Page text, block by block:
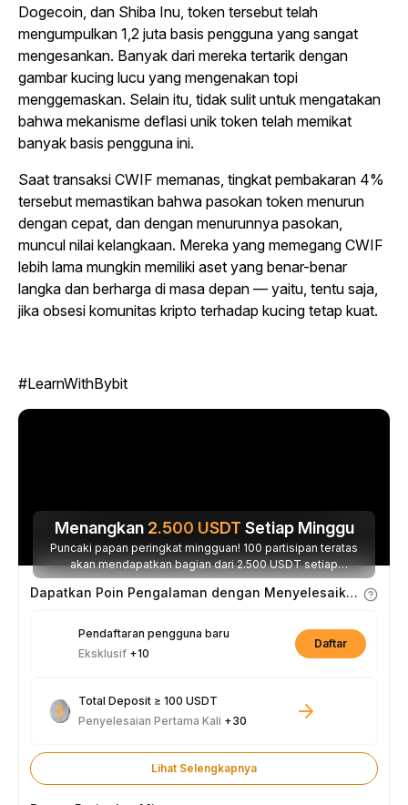
Dogecoin, dan Shiba Inu, token tersebut telah
mengumpulkan 1,2 juta basis pengguna yang sangat
mengesankan. Banyak dari mereka tertarik dengan
gambar kucing lucu yang mengenakan topi
menggemaskan. Selain itu, tidak sulit untuk mengatakan
bahwa mekanisme deflasi unik token telah memikat
banyak basis pengguna ini.
Saat transaksi CWIF memanas, tingkat pembakaran 4%
tersebut memastikan bahwa pasokan token menurun
dengan cepat, dan dengan menurunnya pasokan,
muncul nilai kelangkaan. Mereka yang memegang CWIF
lebih lama mungkin memiliki aset yang benar-benar
langka dan berharga di masa depan — yaitu, tentu saja,
jika obsesi komunitas kripto terhadap kucing tetap kuat.
#LearnWithBybit
Menangkan 2.500 USDT Setiap Minggu
Puncaki papan peringkat mingguan! 100 partisipan teratas
akan mendapatkan bagian dari 2.500 USDT setiap
minggunya.
Dapatkan Poin Pengalaman dengan Menyelesaikan Tugas
Pendaftaran pengguna baru
Eksklusif +10
Daftar
Total Deposit ≥ 100 USDT
Penyelesaian Pertama Kali +30
Lihat Selengkapnya